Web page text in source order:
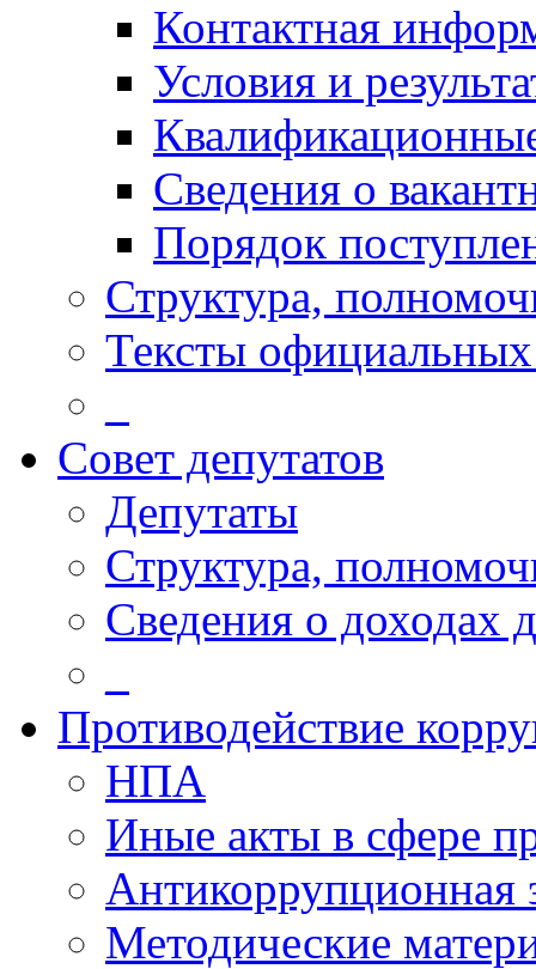
Контактная
Условия и
Сведения о
Порядок
Структура,
Тексты
Совет депутатов
Депутаты
Структура,
Сведения о доходах
Противодействие
НПА
Иные акты в сфере
Антикоррупционная
Методические